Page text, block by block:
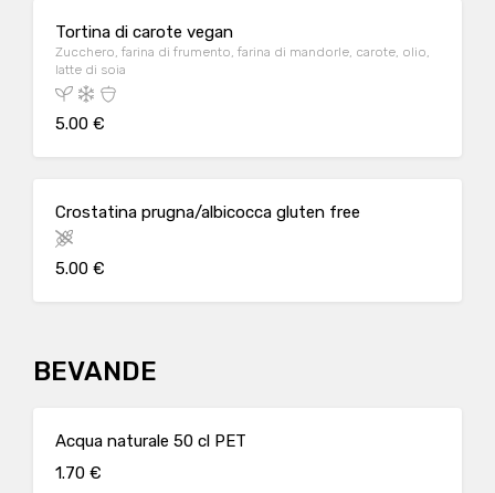
Tortina di carote vegan
Zucchero, farina di frumento, farina di mandorle, carote, olio,
latte di soia
5.00 €
Crostatina prugna/albicocca gluten free
5.00 €
BEVANDE
Acqua naturale 50 cl PET
1.70 €